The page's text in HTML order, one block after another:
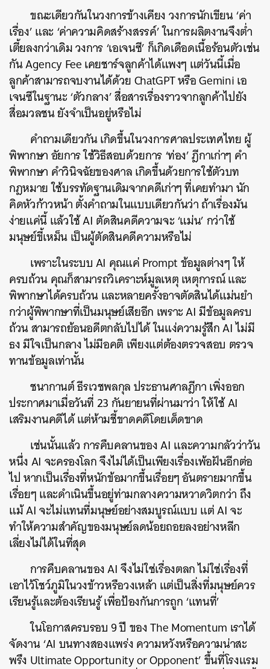
ขณะเดียวกันในวงการข้างเคียง วงการนักเขียน ‘ค่า
เรื่อง’ และ ‘ค่าความคิดสร้างสรรค์’ ในการผลิตงานจึงต่ำ
เตี้ยลงกว่าเดิม วงการ ‘เอเจนซี’ ก็เกิดเดือดเนื้อร้อนตัวเช่น
กัน Agency Fee เคยชาร์จลูกค้าได้แพงๆ แต่วันนี้เมื่อ
ลูกค้าสามารถจบงานได้ด้วย ChatGPT หรือ Gemini เอ
เจนซีในฐานะ ‘ตัวกลาง’ สื่อสารเรื่องราวจากลูกค้าไปยัง
สื่อมวลชน ยังจำเป็นอยู่หรือไม่
คำถามเดียวกัน เกิดขึ้นในวงการศาลประเทศไทย ผู้
พิพากษา อัยการ ใช้วิธีสอบด้วยการ ‘ท่อง’ ฎีกาเก่าๆ คำ
พิพากษา คำวินิจฉัยของศาล เกิดขึ้นด้วยการใช้ตัวบท
กฎหมาย ใช้บรรทัดฐานเดิมจากคดีเก่าๆ ที่เคยทำมา นัก
คิดหัวก้าวหน้า ตั้งคำถามในแบบเดียวกันว่า ถ้าเรื่องมัน
ง่ายแค่นี้ แล้วใช้ AI ตัดสินคดีความจะ ‘แม่น’ กว่าใช้
มนุษย์ขี้เหม็น เป็นผู้ตัดสินคดีความหรือไม่
เพราะในระบบ AI คุณแค่ Prompt ข้อมูลต่างๆ ให้
ครบถ้วน คุณก็สามารถวิเคราะห์มูลเหตุ เหตุการณ์ และ
พิพากษาได้ครบถ้วน และหลายครั้งอาจตัดสินได้แม่นยำ
กว่าผู้พิพากษาที่เป็นมนุษย์เสียอีก เพราะ AI มีข้อมูลครบ
ถ้วน สามารถย้อนอดีตกลับไปได้ ในแง่ความรู้สึก AI ไม่มี
ธง มีใจเป็นกลาง ไม่มีอคติ เพียงแต่ต้องตรวจสอบ ตรวจ
ทานข้อมูลเท่านั้น
ชนากานต์ ธีรเวชพลกุล ประธานศาลฎีกา เพิ่งออก
ประกาศมาเมื่อวันที่ 23 กันยายนที่ผ่านมาว่า ให้ใช้ AI
เสริมงานคดีได้ แต่ห้ามชี้ขาดคดีโดยเด็ดขาด
เช่นนั้นแล้ว การคืบคลานของ AI และความกลัวว่าวัน
หนึ่ง AI จะครองโลก จึงไม่ได้เป็นเพียงเรื่องเพ้อฝันอีกต่อ
ไป หากเป็นเรื่องที่หนักข้อมากขึ้นเรื่อยๆ อันตรายมากขึ้น
เรื่อยๆ และดำเนินขึ้นอยู่ท่ามกลางความหวาดวิตกว่า ถึง
แม้ AI จะไม่แทนที่มนุษย์อย่างสมบูรณ์แบบ แต่ AI จะ
ทำให้ความสำคัญของมนุษย์ลดน้อยถอยลงอย่างหลีก
เลี่ยงไม่ได้ในที่สุด
การคืบคลานของ AI จึงไม่ใช่เรื่องตลก ไม่ใช่เรื่องที่
เอาไว้โชว์ภูมิในวงข้าวหรือวงเหล้า แต่เป็นสิ่งที่มนุษย์ควร
เรียนรู้และต้องเรียนรู้ เพื่อป้องกันการถูก ‘แทนที่’
ในโอกาสครบรอบ 9 ปี ของ The Momentum เราได้
จัดงาน ‘AI บนทางสองแพร่ง ความหวังหรือความน่าสะ
พรึง Ultimate Opportunity or Opponent’ ขึ้นที่โรงแรม